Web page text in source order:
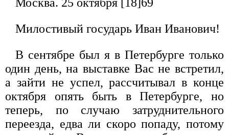
Москва. 25 октября [18]69
Милостивый государь Иван Иванович!
В сентябре был я в Петербурге только
один день, на выставке Вас не встретил,
а зайти не успел, рассчитывал в конце
октября опять быть в Петербурге, но
теперь, по случаю затруднительного
переезда, едва ли скоро попаду, потому